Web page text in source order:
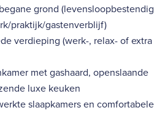
grond (levensloopbestendig
praktijk/gastenverblijf)
verdieping (werk-, relax- of extra
met gashaard, openslaande
luxe keuken
slaapkamers en comfortabele